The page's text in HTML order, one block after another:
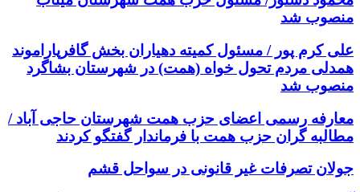
منصوب شد
علی کرم پور / مسئول کمیته دهیاران بخش گافرپاراموند
همدلی مردم تحول خواه (همت) در شهرستان بشاگرد
منصوب شد
معارفه رسمی اعضای حزب همت شهرستان حاجی آباد /
مطالبه گران حزب همت با فرماندار گفتگو کردند
جولان تصرفات غیر قانونی در سواحل قشم